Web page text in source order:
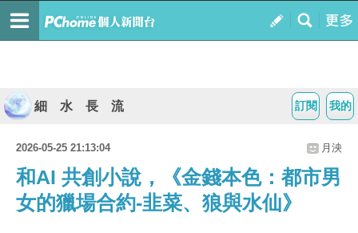
我的
訂閱
細 水 長 流
2026-05-25 21:13:04 月泱
和AI 共創小說，《金錢本色：都市男
女的獵場合約-韭菜、狼與水仙》